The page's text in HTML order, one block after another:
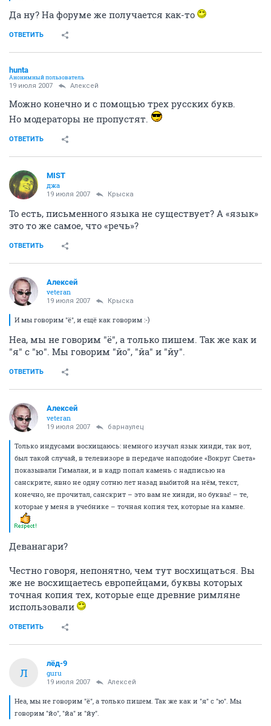
Да ну? На форуме же получается как-то
ОТВЕТИТЬ
hunta
Анонимный пользователь
19 июля 2007 Aлексей
Можно конечно и с помощью трех русских букв.
Но модераторы не пропустят.
ОТВЕТИТЬ
MIST
джа
19 июля 2007 Крыска
То есть, письменного языка не существует? А «язык»
это то же самое, что «речь»?
ОТВЕТИТЬ
Aлексей
veteran
19 июля 2007 Крыска
И мы говорим "ё", и ещё как говорим :-)
Неа, мы не говорим "ё", а только пишем. Так же как и
"я" с "ю". Мы говорим "йо", "йа" и "йу".
ОТВЕТИТЬ
Aлексей
veteran
19 июля 2007 барнаулец
Только индусами восхищаюсь: немного изучал язык хинди, так вот,
был такой случай, в телевизоре в передаче наподобие «Вокруг Света»
показывали Гималаи, и в кадр попал камень с надписью на
санскрите, явно не одну сотню лет назад выбитой на нём, текст,
конечно, не прочитал, санскрит – это вам не хинди, но буквы! – те,
которые у меня в учебнике – точная копия тех, которые на камне.
Деванагари?
Честно говоря, непонятно, чем тут восхищаться. Вы
же не восхищаетесь европейцами, буквы которых
точная копия тех, которые еще древние римляне
использовали
ОТВЕТИТЬ
Л
лёд-9
guru
19 июля 2007 Aлексей
Неа, мы не говорим "ё", а только пишем. Так же как и "я" с "ю". Мы
говорим "йо", "йа" и "йу".